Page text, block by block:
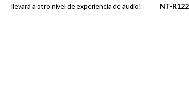
llevará a otro nivel de experiencia de audio!
NT-